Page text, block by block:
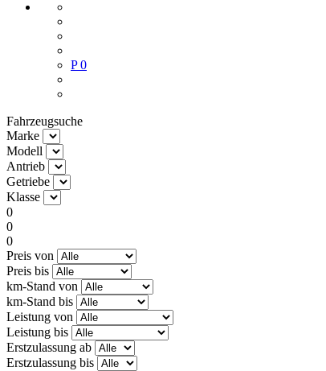
P 0
Fahrzeugsuche
Marke
Modell
Antrieb
Getriebe
Klasse
0
0
0
Preis von
Preis bis
km-Stand von
km-Stand bis
Leistung von
Leistung bis
Erstzulassung ab
Erstzulassung bis